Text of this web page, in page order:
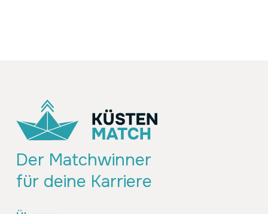
Der Matchwinner
für deine Karriere